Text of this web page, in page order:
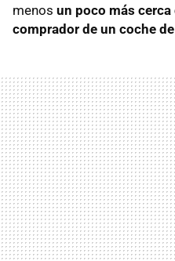
menos un poco más
comprador de un coche